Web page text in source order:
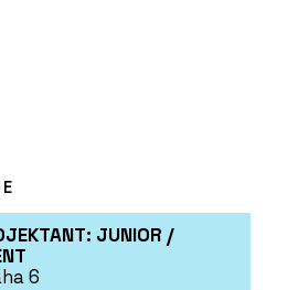
Twinmotion -
JUNIOR /
6